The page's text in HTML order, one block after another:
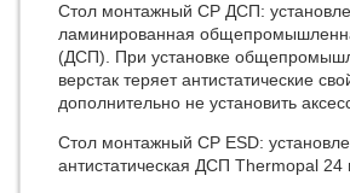
Стол монтажный СР ДСП:
ламинированная
(ДСП). При установке
верстак теряет антистатические
дополнительно не установить
Стол монтажный СР ESD:
антистатическая ДСП Thermopal